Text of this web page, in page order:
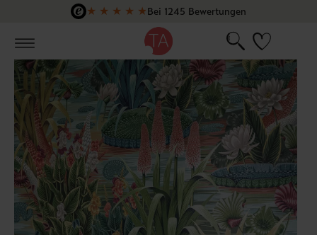
Zum Hauptinhalt springen
★ ★ ★ ★ ★Bei 1245 Bewertungen